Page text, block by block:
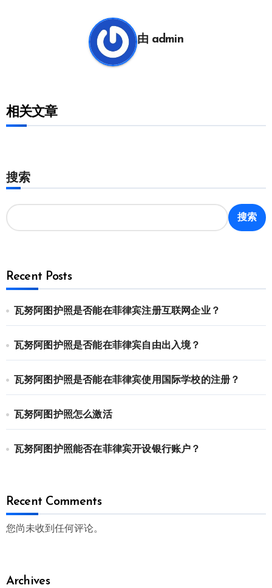
由 admin
相关文章
搜索
搜索
Recent Posts
瓦努阿图护照是否能在菲律宾注册互联网企业？
瓦努阿图护照是否能在菲律宾自由出入境？
瓦努阿图护照是否能在菲律宾使用国际学校的注册？
瓦努阿图护照怎么激活
瓦努阿图护照能否在菲律宾开设银行账户？
Recent Comments
您尚未收到任何评论。
Archives